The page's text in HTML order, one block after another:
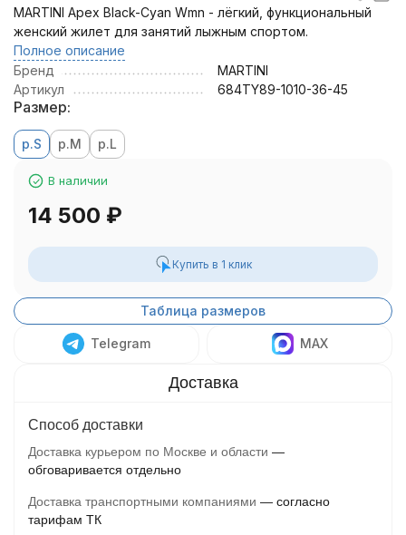
MARTINI Apex Black-Cyan Wmn - лёгкий, функциональный
женский жилет для занятий лыжным спортом.
Полное описание
Бренд
MARTINI
Артикул
684TY89-1010-36-45
Размер:
р.S р.M р.L
В наличии
14 500 ₽
Купить в 1 клик
Таблица размеров
Telegram MAX
Способ доставки
Доставка курьером по Москве и области
обговаривается отдельно
Доставка транспортными компаниями
согласно
тарифам ТК